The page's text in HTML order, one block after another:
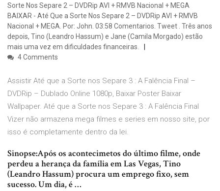
Sorte Nos Separe 2 – DVDRip AVI + RMVB Nacional + MEGA
BAIXAR - Até Que a Sorte Nos Separe 2 – DVDRip AVI + RMVB
Nacional + MEGA. Por: John. 03:58 Comentarios. Tweet . Três anos
depois, Tino (Leandro Hassum) e Jane (Camila Morgado) estão
mais uma vez em dificuldades financeiras.
4 Comments
Assistir Até que a Sorte nos Separe 3 : A Falência Final –
DVDRip – Dublado Online 1080p, Baixar Poster Baixar
Wallpaper. Até que a Sorte nos Separe 3 : A Falência Final
Vizer não armazena mega filmes e series em nosso site, por
isso é completamente dentro da lei.
Sinopse:Após os acontecimetos do último filme, onde
perdeu a herança da família em Las Vegas, Tino
(Leandro Hassum) procura um emprego fixo, sem
sucesso. Um dia, é …